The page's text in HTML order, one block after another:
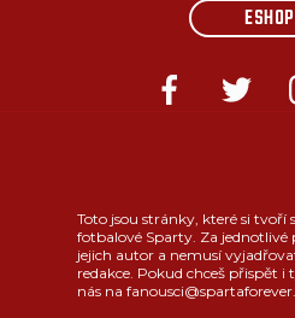
ESHOP
Toto jsou stránky, které si tvoří
fotbalové Sparty. Za jednotlivé
jejich autor a nemusí
redakce. Pokud chceš přispět
nás na